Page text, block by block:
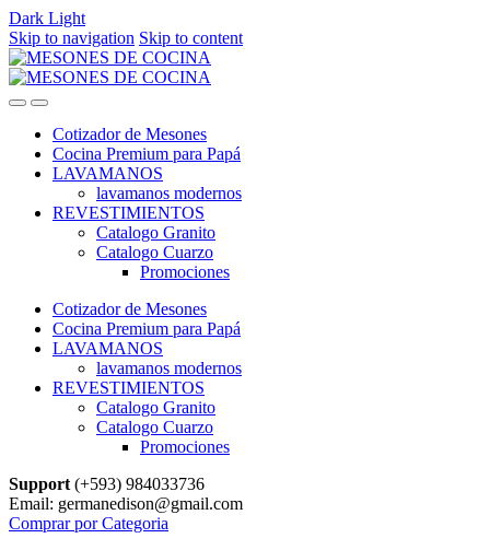
Dark Light
Skip to navigation Skip to content
Cotizador de Mesones
Cocina Premium para Papá
LAVAMANOS
lavamanos modernos
REVESTIMIENTOS
Catalogo Granito
Catalogo Cuarzo
Promociones
Cotizador de Mesones
Cocina Premium para Papá
LAVAMANOS
lavamanos modernos
REVESTIMIENTOS
Catalogo Granito
Catalogo Cuarzo
Promociones
Support (+593) 984033736
Email: germanedison@gmail.com
Comprar por Categoria